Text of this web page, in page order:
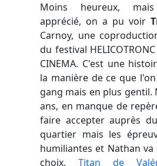
Moins heureux,
apprécié, on a pu voir
Carnoy, une
du festival HELICOTRONC
CINEMA. C'est une
la manière de ce que
gang mais en plus gentil.
ans, en manque de
faire accepter auprès
quartier mais les
humiliantes et Nathan
choix. Titan de